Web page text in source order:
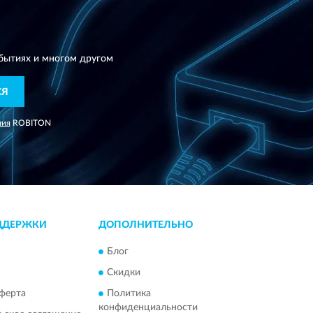
и многом другом
ROBITON
ДОПОЛНИТЕЛЬНО
Блог
Скидки
Политика
конфиденциальности